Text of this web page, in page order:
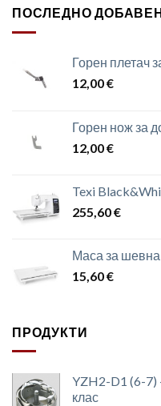
ПОСЛЕДНО
Горен плетач
12,00€
Горен нож за
12,00€
Texi
255,60€
Маса за
15,60€
ПРОДУКТИ
YZH2-D1 (6-
клас